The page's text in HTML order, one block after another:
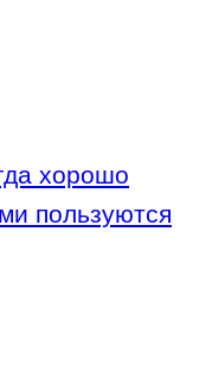
хорошо
пользуются